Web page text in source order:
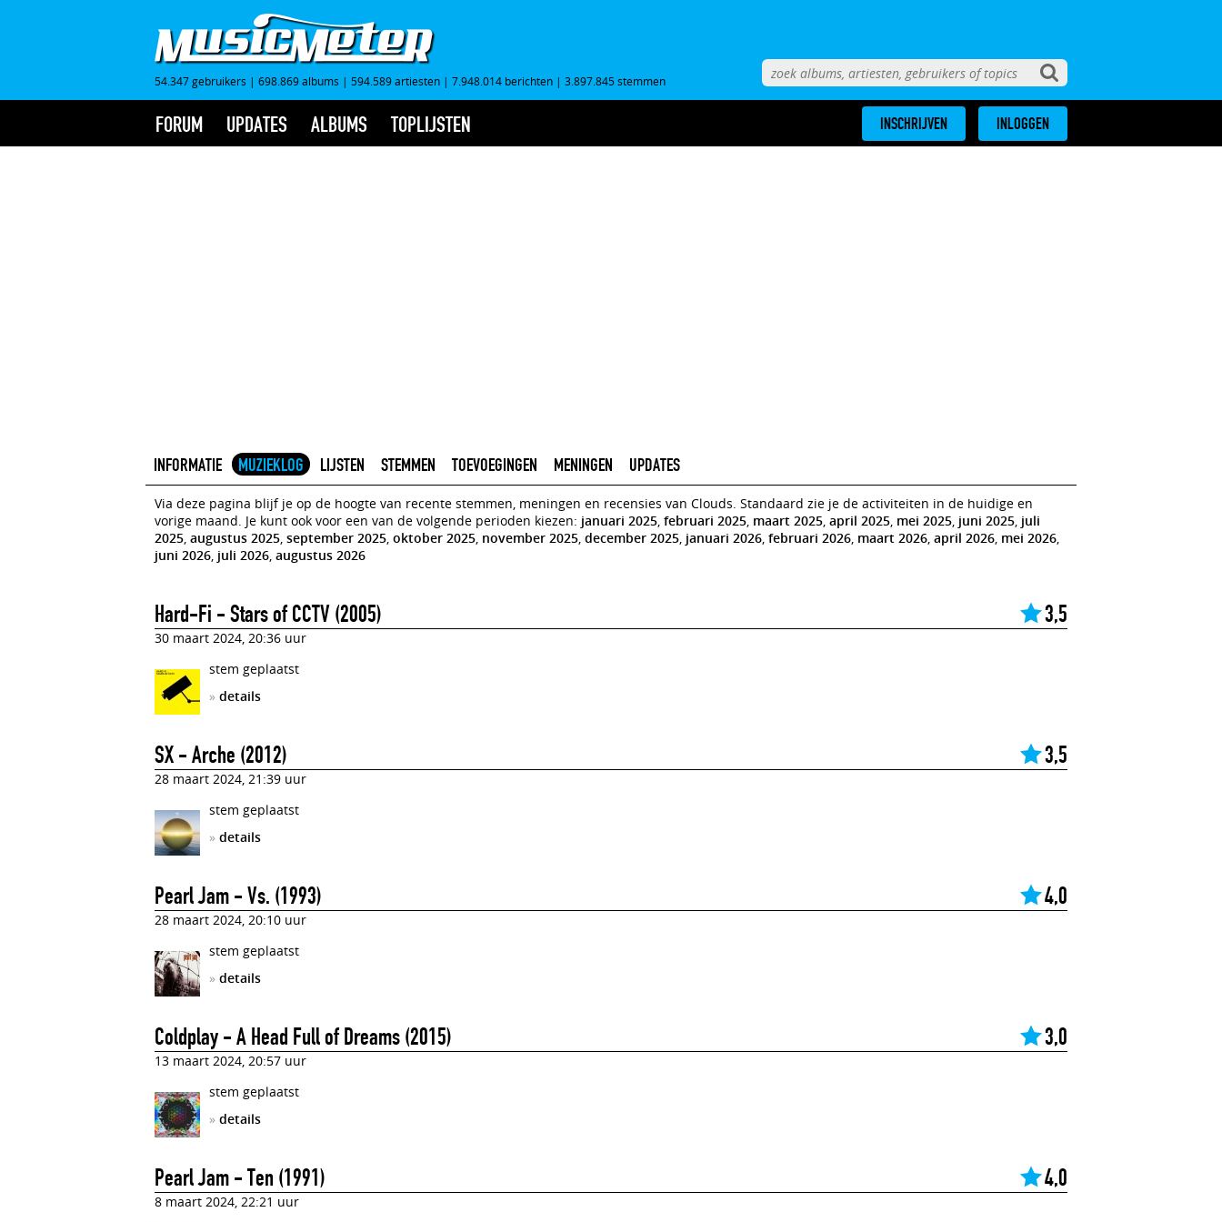
54.347 gebruikers | 698.869 albums | 594.589 artiesten | 7.948.014 berichten | 3.897.845 stemmen
FORUM UPDATES ALBUMS TOPLIJSTEN INSCHRIJVEN INLOGGEN
INFORMATIE MUZIEKLOG LIJSTEN STEMMEN TOEVOEGINGEN MENINGEN UPDATES
Via deze pagina blijf je op de hoogte van recente stemmen, meningen en recensies van Clouds. Standaard zie je de activiteiten in de huidige en
vorige maand. Je kunt ook voor een van de volgende perioden kiezen: januari 2025, februari 2025, maart 2025, april 2025, mei 2025, juni 2025, juli
2025, augustus 2025, september 2025, oktober 2025, november 2025, december 2025, januari 2026, februari 2026, maart 2026, april 2026, mei 2026,
juni 2026, juli 2026, augustus 2026
Hard-Fi - Stars of CCTV (2005) 3,5
30 maart 2024, 20:36 uur
stem geplaatst
» details
SX - Arche (2012) 3,5
28 maart 2024, 21:39 uur
stem geplaatst
» details
Pearl Jam - Vs. (1993) 4,0
28 maart 2024, 20:10 uur
stem geplaatst
» details
Coldplay - A Head Full of Dreams (2015) 3,0
13 maart 2024, 20:57 uur
stem geplaatst
» details
Pearl Jam - Ten (1991) 4,0
8 maart 2024, 22:21 uur